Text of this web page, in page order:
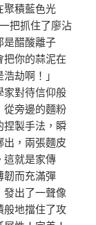
聚積藍色光
把抓住了廖沾
是醋酸離子
你的蒜泥在
劫啊！」
家對待信仰般
從旁邊的麵粉
捏製手法，瞬
出，兩張麵皮
這就是家傳
韌而充滿彈
出了一聲像
般地擋住了攻